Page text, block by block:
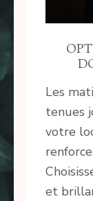
Les
tenues
votre
et